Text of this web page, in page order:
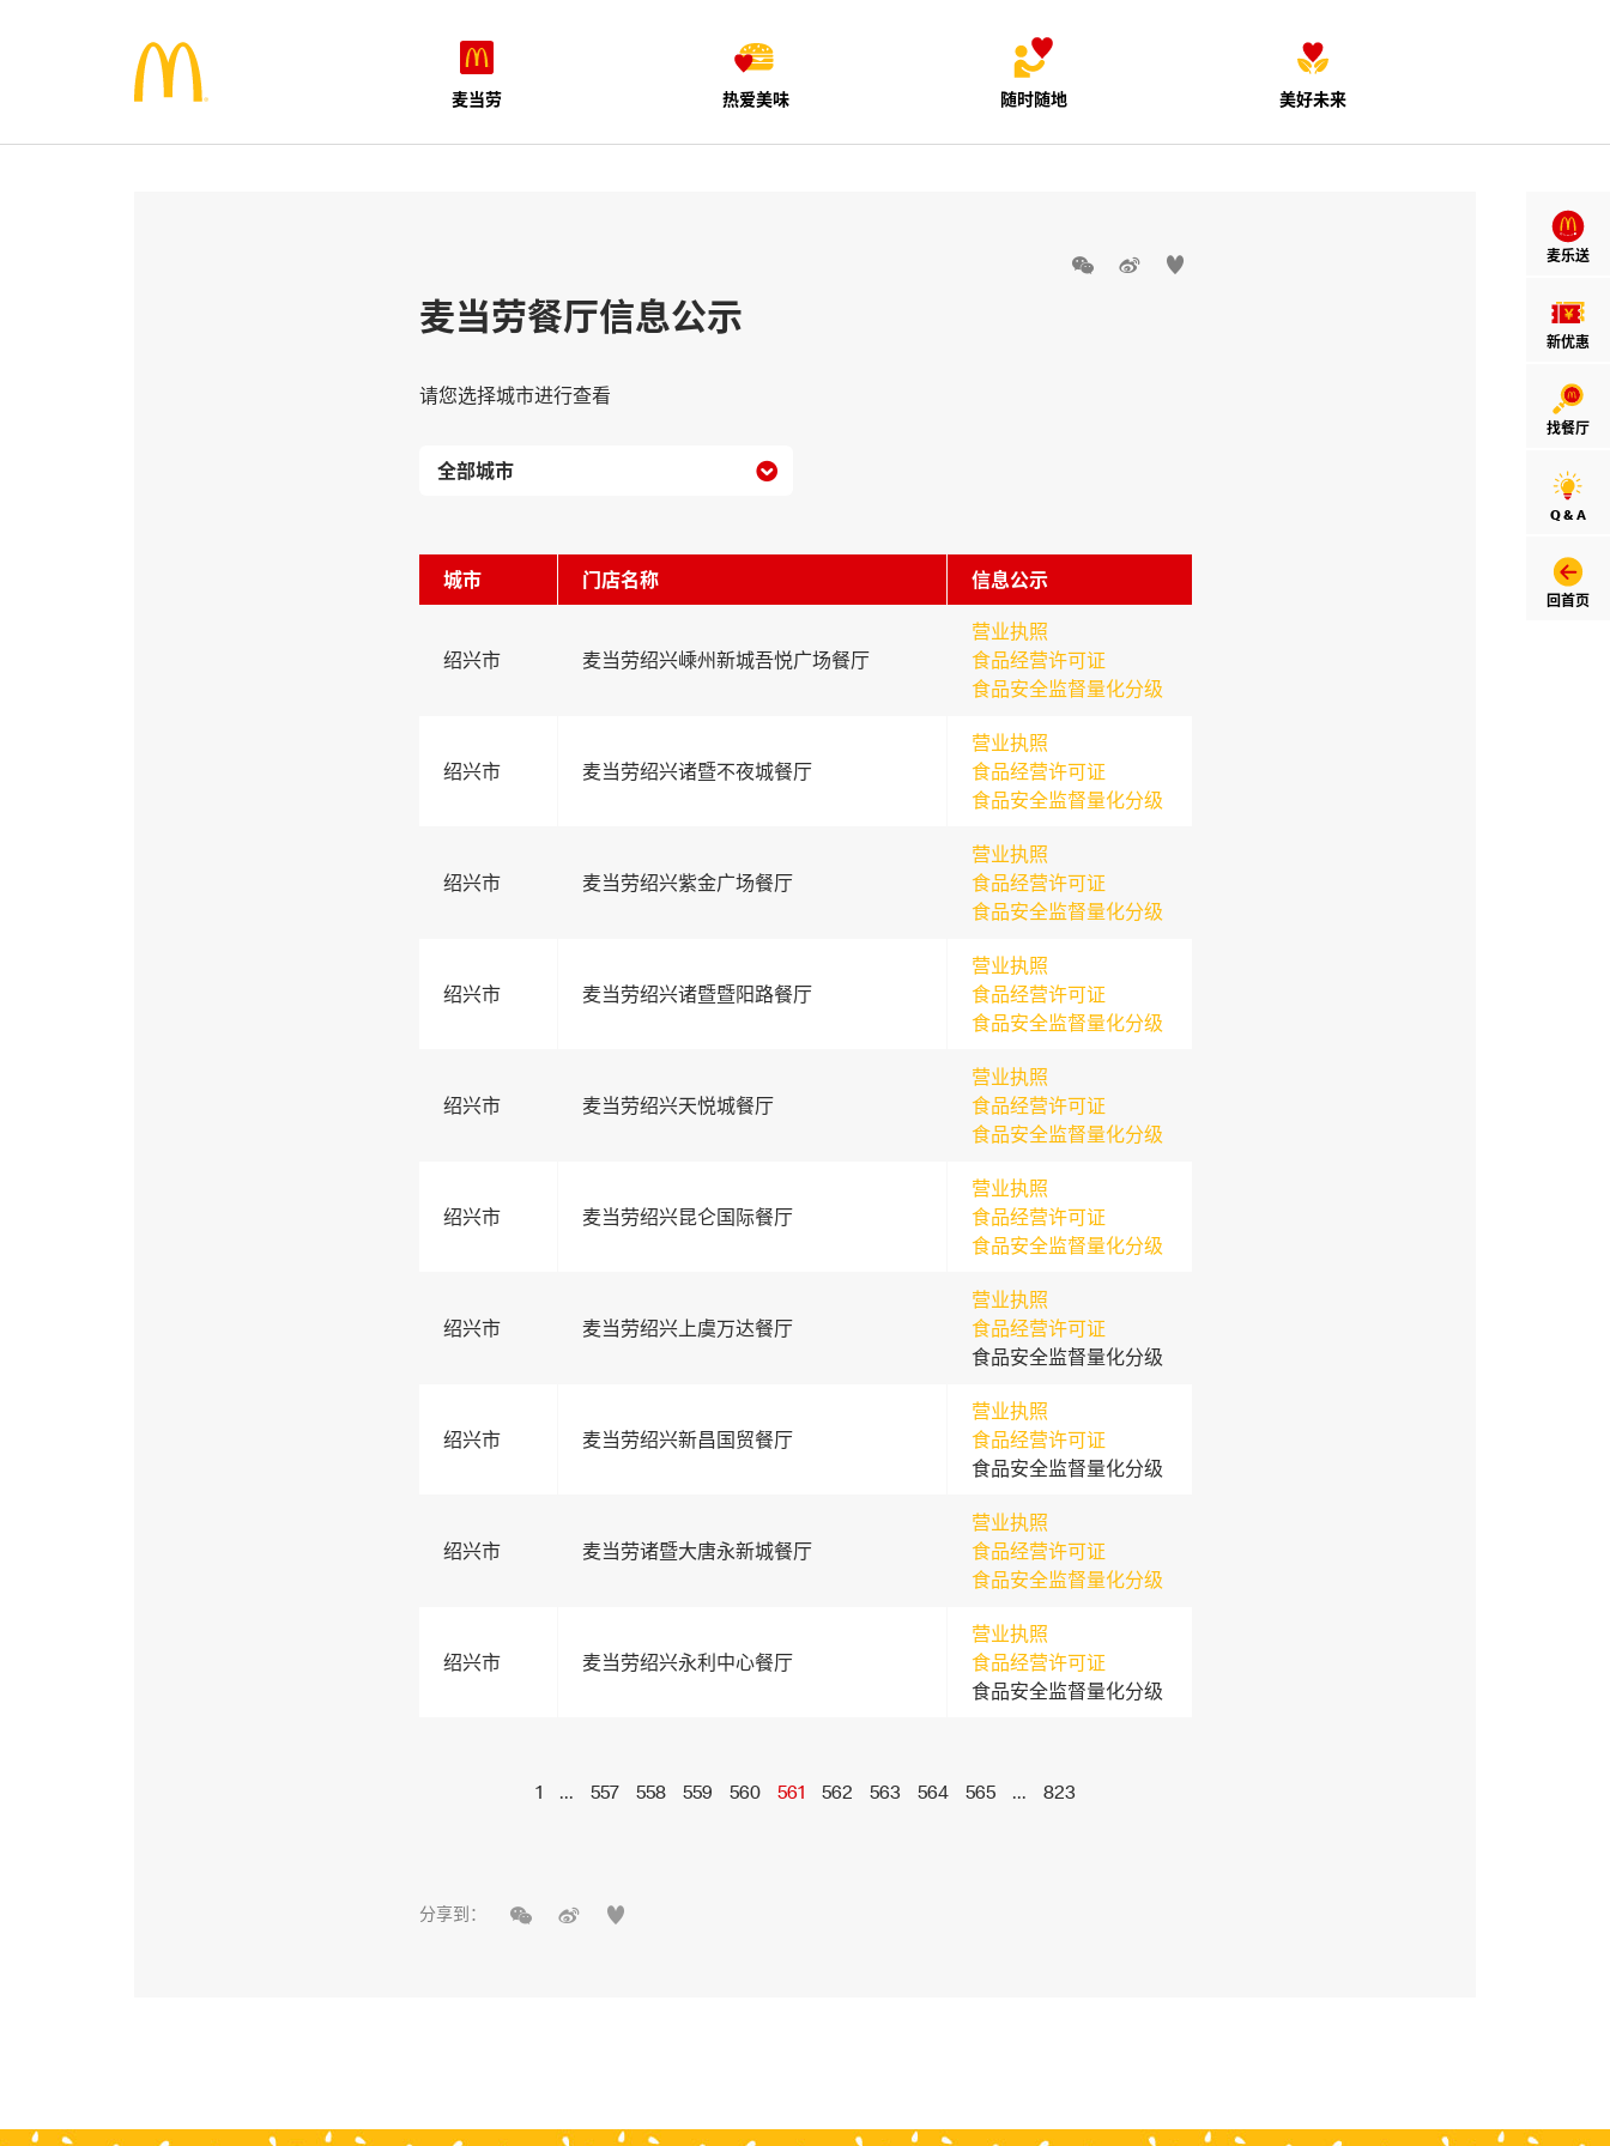
麦当劳 热爱美味 随时随地 美好未来
麦乐送
新优惠
找餐厅
Q & A
回首页
  
麦当劳餐厅信息公示
请您选择城市进行查看

城市 门店名称 信息公示
绍兴市 麦当劳绍兴嵊州新城吾悦广场餐厅
营业执照
食品经营许可证
食品安全监督量化分级
绍兴市 麦当劳绍兴诸暨不夜城餐厅
营业执照
食品经营许可证
食品安全监督量化分级
绍兴市 麦当劳绍兴紫金广场餐厅
营业执照
食品经营许可证
食品安全监督量化分级
绍兴市 麦当劳绍兴诸暨暨阳路餐厅
营业执照
食品经营许可证
食品安全监督量化分级
绍兴市 麦当劳绍兴天悦城餐厅
营业执照
食品经营许可证
食品安全监督量化分级
绍兴市 麦当劳绍兴昆仑国际餐厅
营业执照
食品经营许可证
食品安全监督量化分级
绍兴市 麦当劳绍兴上虞万达餐厅
营业执照
食品经营许可证
食品安全监督量化分级
绍兴市 麦当劳绍兴新昌国贸餐厅
营业执照
食品经营许可证
食品安全监督量化分级
绍兴市 麦当劳诸暨大唐永新城餐厅
营业执照
食品经营许可证
食品安全监督量化分级
绍兴市 麦当劳绍兴永利中心餐厅
营业执照
食品经营许可证
食品安全监督量化分级
1 ... 557 558 559 560 561 562 563 564 565 ... 823
分享到：   